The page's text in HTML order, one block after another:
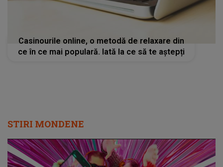
Casinourile online, o metodă de relaxare din
ce în ce mai populară. Iată la ce să te aștepți
STIRI MONDENE